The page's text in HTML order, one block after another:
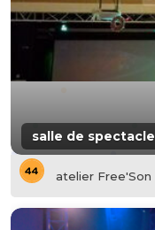
salle de spectacle
atelier Free'Son